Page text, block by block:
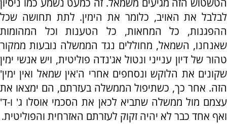
הטשטוש הזה מגיעים משמאל. זה כמעט נשמע כמו ניסיון
לבלבל את האויב, כלומר את הימין. לתת תחושה שכל
ההפגנות, כל המחאות, כל הטענות וכל המהומות
שאנחנו, השמאל, מחוללים נגד הממשלה נובעות ממקור
טהור של דיון ענייני ונטול אג'נדה פוליטית, ויש אנשי ימין
שקונים את הלוקש ונסחפים אחרי ה'אין שמאל ואין ימין'
הזה. אחר כך, כשתיפול הממשלה בעזרתם, הם ימצאו את
עצמם מול ממשלה שתביא לכאן את הסכמי אוסלו ג' ו-ד'
ואף אחד כבר לא יהיה זקוק לעזרתם האזרחית והפוליטית.